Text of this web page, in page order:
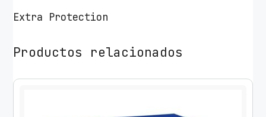
Extra Protection
Productos relacionados